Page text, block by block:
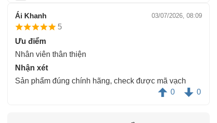
Ái Khanh 03/07/2026, 08:09
5
Ưu điểm
Nhân viên thân thiện
Nhận xét
Sản phẩm đúng chính hãng, check được mã vạch
0
0